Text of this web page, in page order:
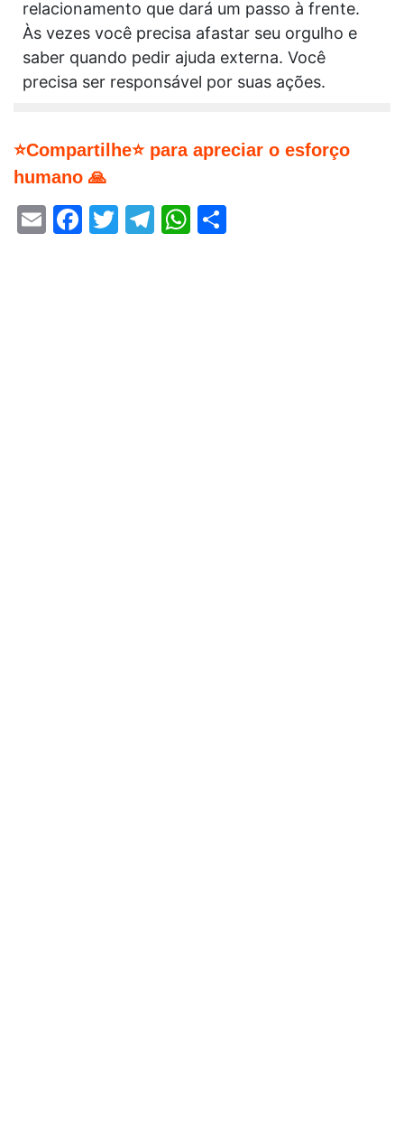
relacionamento que dará um passo à frente.
Às vezes você precisa afastar seu orgulho e
saber quando pedir ajuda externa. Você
precisa ser responsável por suas ações.
⭐Compartilhe⭐ para apreciar o esforço
humano 🙏
EmailFacebook
Twitter
Telegram
WhatsApp